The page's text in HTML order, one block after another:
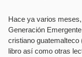
Hace ya varios
Generación
cristiano guatemalteco
libro así­ como otras